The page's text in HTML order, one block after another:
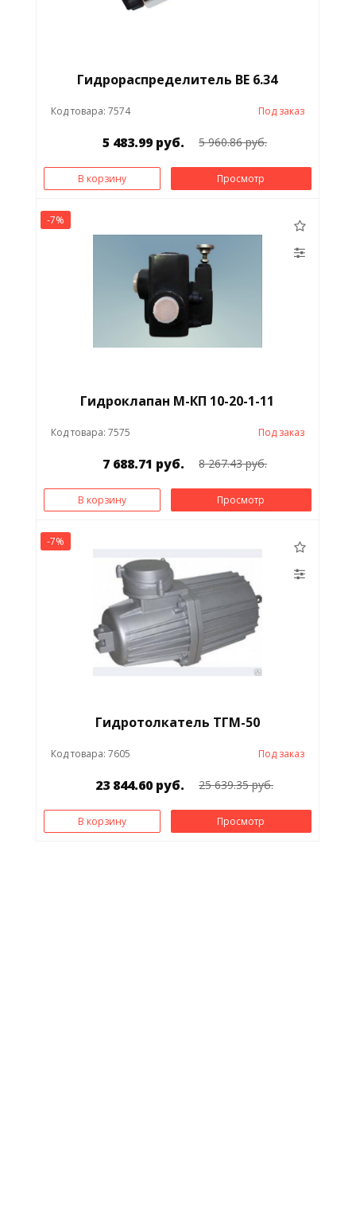
Гидрораспределитель ВЕ 6.34
Код товара: 7574 Под заказ
5 483.99 руб. 5 960.86 руб.
В корзину Просмотр
-7%
Гидроклапан М-КП 10-20-1-11
Код товара: 7575 Под заказ
7 688.71 руб. 8 267.43 руб.
В корзину Просмотр
-7%
Гидротолкатель ТГМ-50
Код товара: 7605 Под заказ
23 844.60 руб. 25 639.35 руб.
В корзину Просмотр